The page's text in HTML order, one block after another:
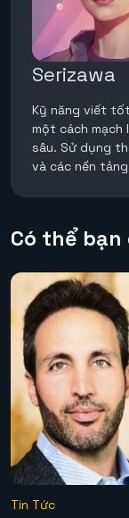
Serizawa
Kỹ năng viết
một cách mạch
sâu. Sử dụng
và các nền
Có thể
Tin Tức